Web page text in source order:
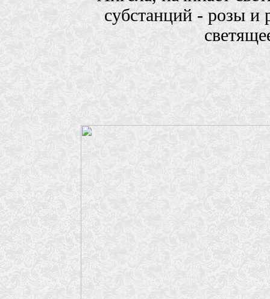
субстанций - розы и